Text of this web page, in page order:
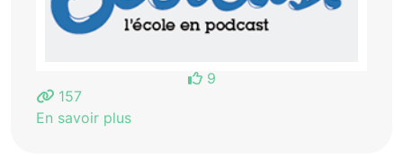
9
157
En savoir plus